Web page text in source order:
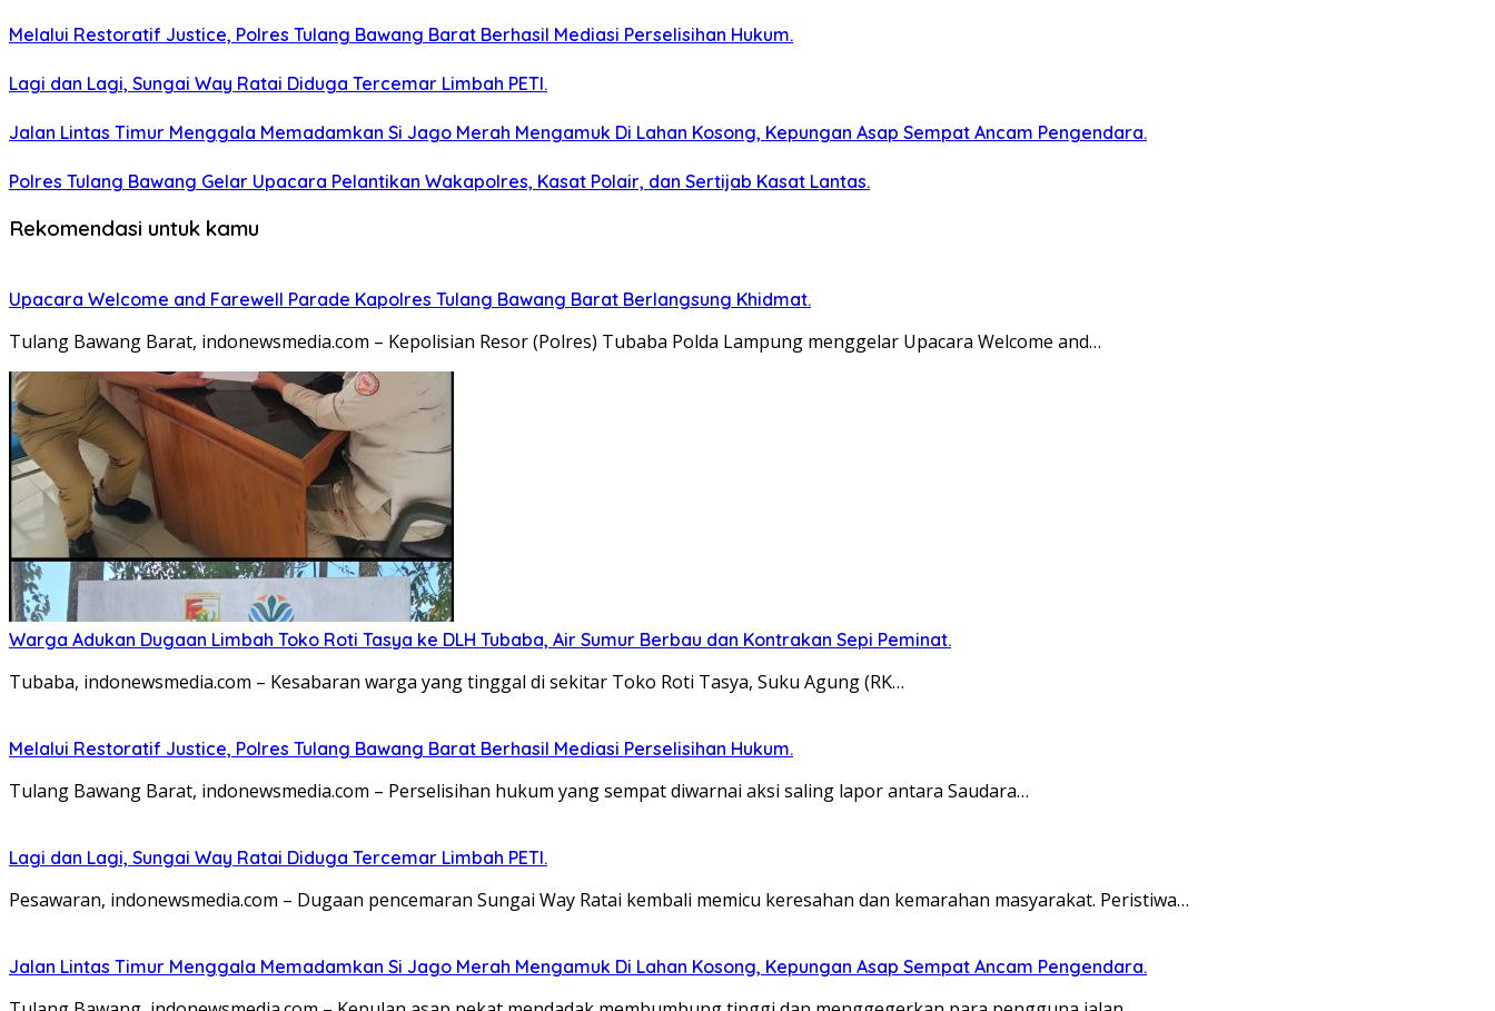
Melalui Restoratif Justice, Polres Tulang Bawang Barat Berhasil Mediasi Perselisihan Hukum.
Lagi dan Lagi, Sungai Way Ratai Diduga Tercemar Limbah PETI.
Jalan Lintas Timur Menggala Memadamkan Si Jago Merah Mengamuk Di Lahan Kosong, Kepungan Asap Sempat Ancam Pengendara.
Polres Tulang Bawang Gelar Upacara Pelantikan Wakapolres, Kasat Polair, dan Sertijab Kasat Lantas.
Rekomendasi untuk kamu
Upacara Welcome and Farewell Parade Kapolres Tulang Bawang Barat Berlangsung Khidmat.
Tulang Bawang Barat, indonewsmedia.com – Kepolisian Resor (Polres) Tubaba Polda Lampung menggelar Upacara Welcome and…
Warga Adukan Dugaan Limbah Toko Roti Tasya ke DLH Tubaba, Air Sumur Berbau dan Kontrakan Sepi Peminat.
Tubaba, indonewsmedia.com – Kesabaran warga yang tinggal di sekitar Toko Roti Tasya, Suku Agung (RK…
Melalui Restoratif Justice, Polres Tulang Bawang Barat Berhasil Mediasi Perselisihan Hukum.
Tulang Bawang Barat, indonewsmedia.com – Perselisihan hukum yang sempat diwarnai aksi saling lapor antara Saudara…
Lagi dan Lagi, Sungai Way Ratai Diduga Tercemar Limbah PETI.
Pesawaran, indonewsmedia.com – Dugaan pencemaran Sungai Way Ratai kembali memicu keresahan dan kemarahan masyarakat. Peristiwa…
Jalan Lintas Timur Menggala Memadamkan Si Jago Merah Mengamuk Di Lahan Kosong, Kepungan Asap Sempat Ancam Pengendara.